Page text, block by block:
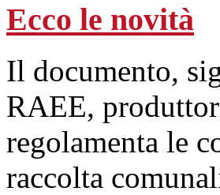
Ecco le novità
Il documento,
RAEE,
regolamenta le
raccolta